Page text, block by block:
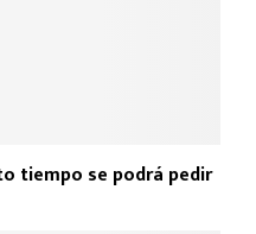
tiempo se podrá pedir